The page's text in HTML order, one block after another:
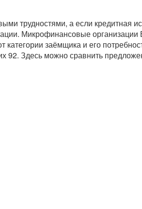
трудностями, а если кредитная
Микрофинансовые организации
заёмщика и его
92. Здесь можно сравнить